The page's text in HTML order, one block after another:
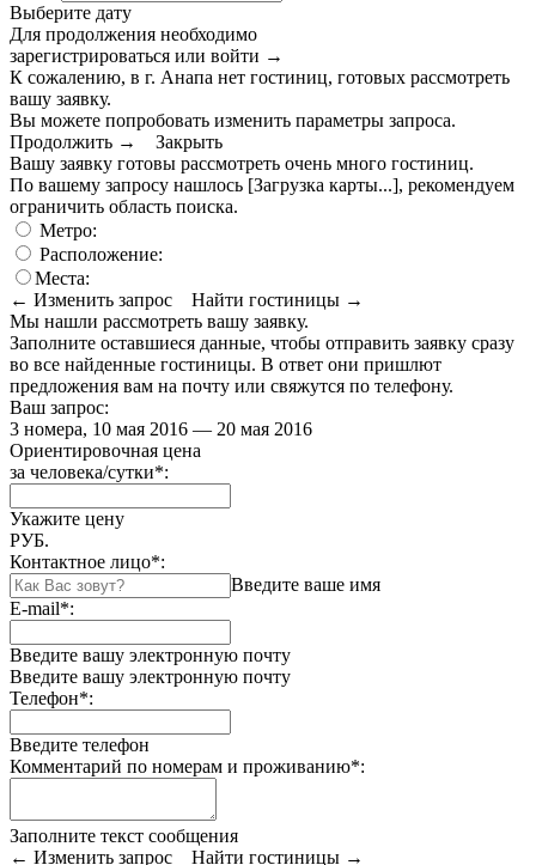
Выберите дату
Для продолжения необходимо
зарегистрироваться или войти →
К сожалению, в г. Анапа нет гостиниц, готовых рассмотреть
вашу заявку.
Вы можете попробовать изменить параметры запроса.
Продолжить →
Закрыть
Вашу заявку готовы рассмотреть очень много гостиниц.
По вашему запросу нашлось [Загрузка карты...], рекомендуем
ограничить область поиска.
Метро:
Расположение:
Места:
← Изменить запрос
Найти гостиницы →
Мы нашли рассмотреть вашу заявку.
Заполните оставшиеся данные, чтобы отправить заявку сразу
во все найденные гостиницы. В ответ они пришлют
предложения вам на почту или свяжутся по телефону.
Ваш запрос:
3 номера, 10 мая 2016 — 20 мая 2016
Ориентировочная цена
за человека/сутки*:
Укажите цену
РУБ.
Контактное лицо*:
Введите ваше имя
E-mail*:
Введите вашу электронную почту
Введите вашу электронную почту
Телефон*:
Введите телефон
Комментарий по номерам и проживанию*:
Заполните текст сообщения
← Изменить запрос
Найти гостиницы →